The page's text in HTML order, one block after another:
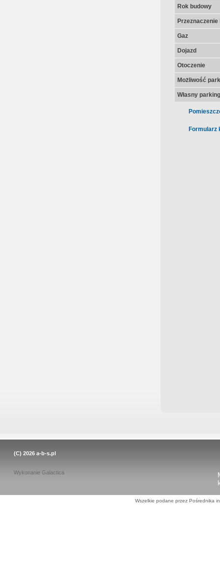
Rok budowy
Przeznaczenie
Gaz
Dojazd
Otoczenie
Możliwość
Własny parking
Formularz
(C) 2026 a-b-s.pl
Wykonanie Galactica
Wszelkie podane przez Pośrednika